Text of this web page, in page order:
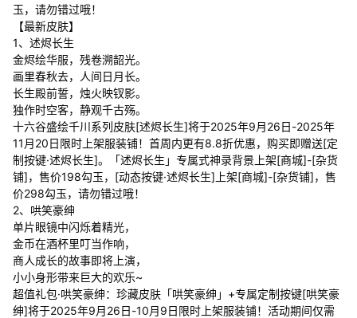
玉，请勿错过哦！
【最新皮肤】
1、述烬长生
金烬绘华服，残卷溯韶光。
画里春秋去，人间日月长。
长生殿前誓，烛火映钗影。
独作时空客，静观千古殇。
十六谷盛绘千川系列皮肤[述烬长生]将于2025年9月26日-2025年
11月20日限时上架服装铺！首周内更有8.8折优惠，购买即赠送[定
制按键·述烬长生]。「述烬长生」专属式神录背景上架[商城]-[杂货
铺]，售价198勾玉，[动态按键·述烬长生]上架[商城]-[杂货铺]，售
价298勾玉，请勿错过哦！
2、哄笑豪绅
单片眼镜中闪烁着精光，
金币在酒杯里叮当作响，
商人成长的故事即将上演，
小小身形带来巨大的欢乐~
超值礼包·哄笑豪绅：珍藏皮肤「哄笑豪绅」+专属定制按键[哄笑豪
绅]将于2025年9月26日-10月9日限时上架服装铺！活动期间仅需